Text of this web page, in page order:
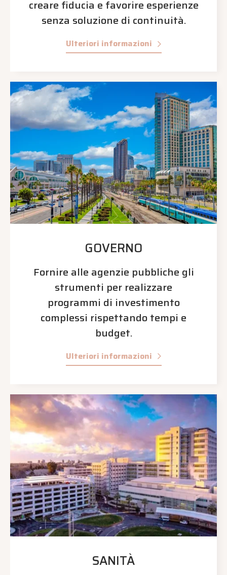
creare fiducia e favorire esperienze
senza soluzione di continuità.
Ulteriori informazioni
GOVERNO
Fornire alle agenzie pubbliche gli
strumenti per realizzare
programmi di investimento
complessi rispettando tempi e
budget.
Ulteriori informazioni
SANITÀ